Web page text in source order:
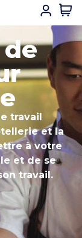
travail
et la
à votre
et de se
travail.